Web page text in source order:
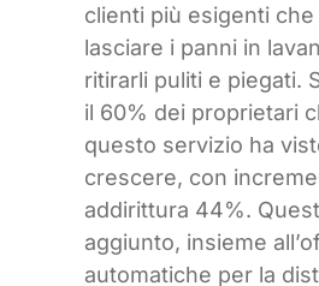
clienti più esigenti
lasciare i panni in
ritirarli puliti e piegati.
il 60% dei proprietari
questo servizio ha
crescere, con
addirittura 44%.
aggiunto, insieme
automatiche per la